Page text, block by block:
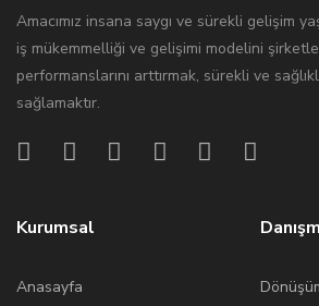
Amacımız insana saygı ve sürekli gelişim
iş mükemmelliği ve gelişimi modelini
performanslarını arttırmak, sürekli ve
sağlamaktır.
Kurumsal
Anasayfa